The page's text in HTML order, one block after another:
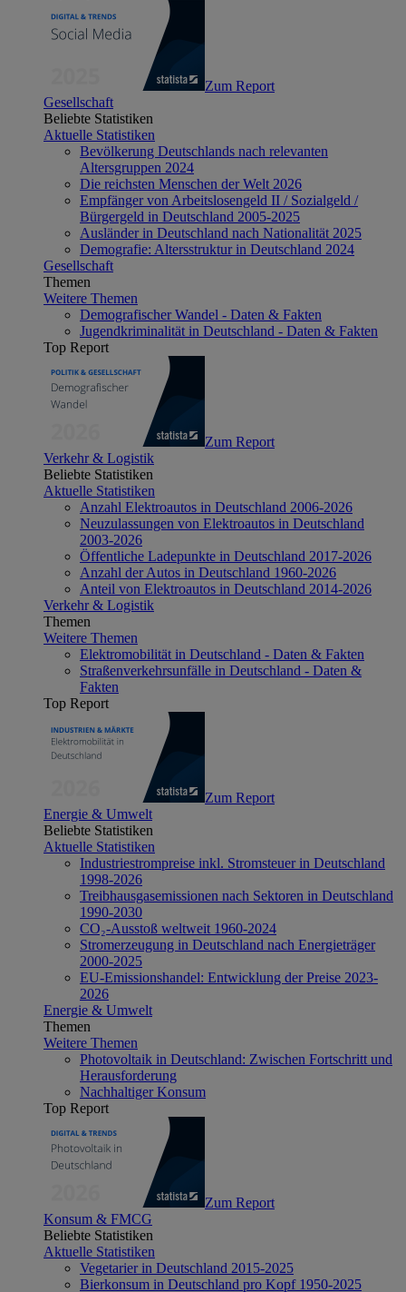
Zum Report
Gesellschaft
Beliebte Statistiken
Aktuelle Statistiken
Bevölkerung Deutschlands nach relevanten
Altersgruppen 2024
Die reichsten Menschen der Welt 2026
Empfänger von Arbeitslosengeld II / Sozialgeld /
Bürgergeld in Deutschland 2005-2025
Ausländer in Deutschland nach Nationalität 2025
Demografie: Altersstruktur in Deutschland 2024
Gesellschaft
Themen
Weitere Themen
Demografischer Wandel - Daten & Fakten
Jugendkriminalität in Deutschland - Daten & Fakten
Top Report
Zum Report
Verkehr & Logistik
Beliebte Statistiken
Aktuelle Statistiken
Anzahl Elektroautos in Deutschland 2006-2026
Neuzulassungen von Elektroautos in Deutschland
2003-2026
Öffentliche Ladepunkte in Deutschland 2017-2026
Anzahl der Autos in Deutschland 1960-2026
Anteil von Elektroautos in Deutschland 2014-2026
Verkehr & Logistik
Themen
Weitere Themen
Elektromobilität in Deutschland - Daten & Fakten
Straßenverkehrsunfälle in Deutschland - Daten &
Fakten
Top Report
Zum Report
Energie & Umwelt
Beliebte Statistiken
Aktuelle Statistiken
Industriestrompreise inkl. Stromsteuer in Deutschland
1998-2026
Treibhausgasemissionen nach Sektoren in Deutschland
1990-2030
CO₂-Ausstoß weltweit 1960-2024
Stromerzeugung in Deutschland nach Energieträger
2000-2025
EU-Emissionshandel: Entwicklung der Preise 2023-
2026
Energie & Umwelt
Themen
Weitere Themen
Photovoltaik in Deutschland: Zwischen Fortschritt und
Herausforderung
Nachhaltiger Konsum
Top Report
Zum Report
Konsum & FMCG
Beliebte Statistiken
Aktuelle Statistiken
Vegetarier in Deutschland 2015-2025
Bierkonsum in Deutschland pro Kopf 1950-2025